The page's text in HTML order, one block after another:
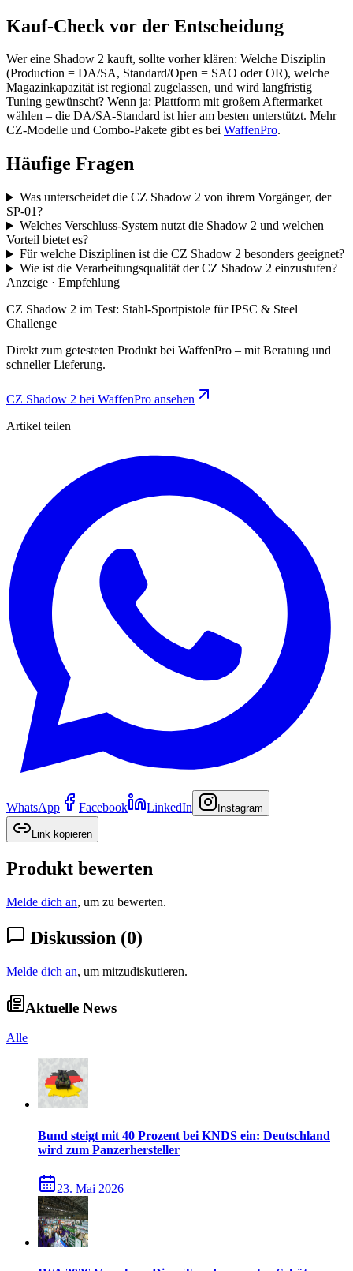
Kauf-Check vor der Entscheidung
Wer eine Shadow 2 kauft, sollte vorher klären: Welche Disziplin
(Production = DA/SA, Standard/Open = SAO oder OR), welche
Magazinkapazität ist regional zugelassen, und wird langfristig
Tuning gewünscht? Wenn ja: Plattform mit großem Aftermarket
wählen – die DA/SA-Standard ist hier am besten unterstützt. Mehr
CZ-Modelle und Combo-Pakete gibt es bei WaffenPro.
Häufige Fragen
Was unterscheidet die CZ Shadow 2 von ihrem Vorgänger, der
SP-01?
Welches Verschluss-System nutzt die Shadow 2 und welchen
Vorteil bietet es?
Für welche Disziplinen ist die CZ Shadow 2 besonders geeignet?
Wie ist die Verarbeitungsqualität der CZ Shadow 2 einzustufen?
Anzeige · Empfehlung
CZ Shadow 2 im Test: Stahl-Sportpistole für IPSC & Steel
Challenge
Direkt zum getesteten Produkt bei WaffenPro – mit Beratung und
schneller Lieferung.
CZ Shadow 2 bei WaffenPro ansehen
Artikel teilen
WhatsApp Facebook LinkedIn Instagram
Link kopieren
Produkt bewerten
Melde dich an, um zu bewerten.
Diskussion (0)
Melde dich an, um mitzudiskutieren.
Aktuelle News
Alle
Bund steigt mit 40 Prozent bei KNDS ein: Deutschland
wird zum Panzerhersteller
23. Mai 2026